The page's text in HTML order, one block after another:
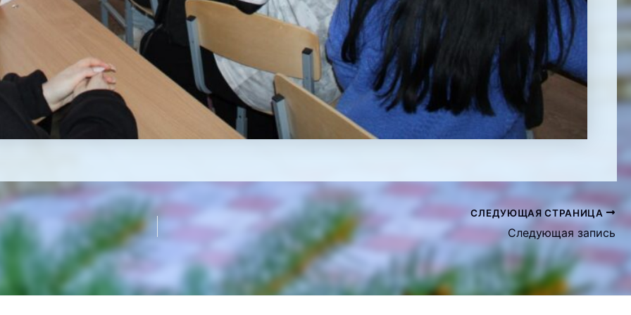
СЛЕДУЮЩАЯ СТРАНИЦА
Следующая запись